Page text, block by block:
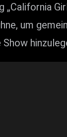
um